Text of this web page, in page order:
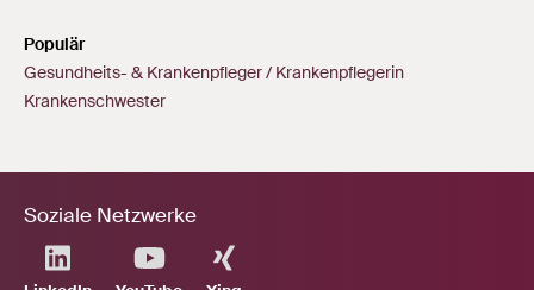
Populär
Gesundheits- & Krankenpfleger / Krankenpflegerin
Krankenschwester
Soziale Netzwerke